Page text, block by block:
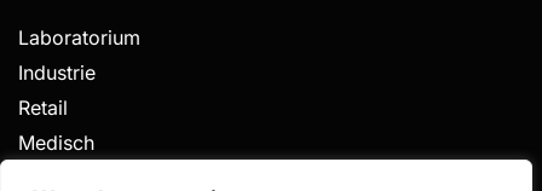
Laboratorium
Industrie
Retail
Medisch